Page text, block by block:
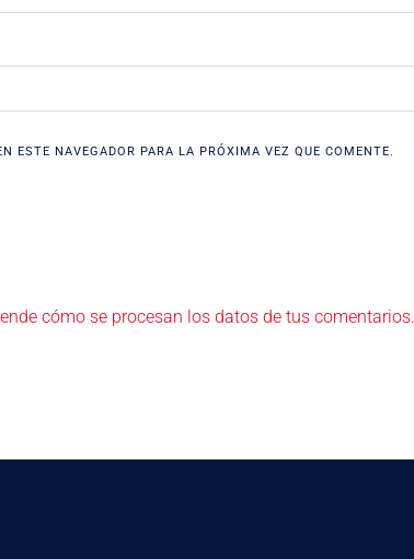
ESTE NAVEGADOR PARA LA PRÓXIMA VEZ QUE COMENTE.
cómo se procesan los datos de tus comentarios.